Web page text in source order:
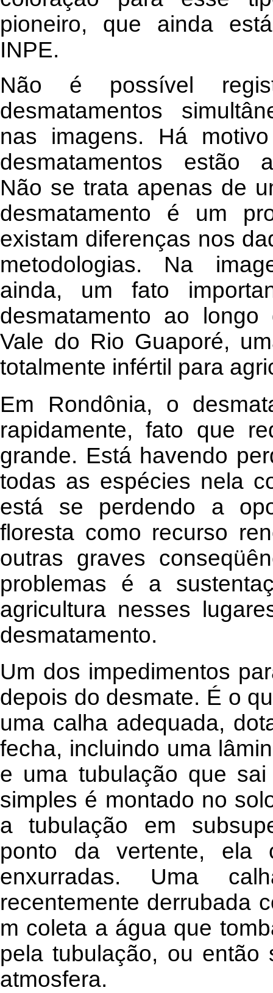
pioneiro, que ainda
INPE.
Não é possível
desmatamentos
nas imagens. Há
desmatamentos estão
Não se trata apenas de
desmatamento é um
existam diferenças nos
metodologias. Na
ainda, um fato
desmatamento ao
Vale do Rio Guaporé,
totalmente infértil para
Em Rondônia, o
rapidamente, fato que
grande. Está havendo
todas as espécies nela
está se perdendo a
floresta como recurso
outras graves
problemas é a
agricultura nesses
desmatamento.
Um dos impedimentos
depois do desmate. É o
uma calha adequada,
fecha, incluindo uma
e uma tubulação que
simples é montado no
a tubulação em
ponto da vertente, ela
enxurradas. Uma
recentemente derrubada
m coleta a água que
pela tubulação, ou
atmosfera.